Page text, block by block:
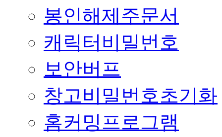
봉인해제주문서
캐릭터비밀번호
보안버프
창고비밀번호초기화
홈커밍프로그램